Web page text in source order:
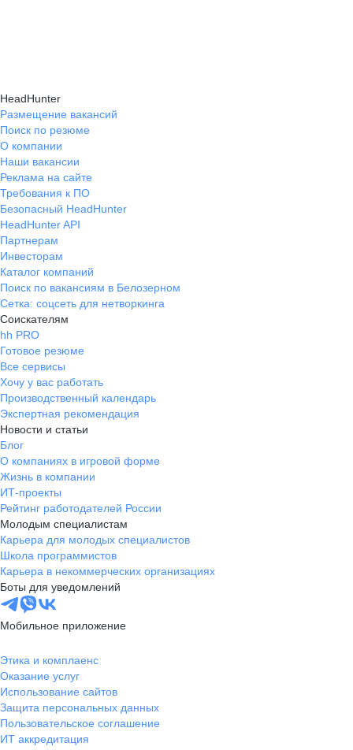
HeadHunter
Размещение вакансий
Поиск по резюме
О компании
Наши вакансии
Реклама на сайте
Требования к ПО
Безопасный HeadHunter
HeadHunter API
Партнерам
Инвесторам
Каталог компаний
Поиск по вакансиям в Белозерном
Сетка: соцсеть для нетворкинга
Соискателям
hh PRO
Готовое резюме
Все сервисы
Хочу у вас работать
Производственный календарь
Экспертная рекомендация
Новости и статьи
Блог
О компаниях в игровой форме
Жизнь в компании
ИТ-проекты
Рейтинг работодателей России
Молодым специалистам
Карьера для молодых специалистов
Школа программистов
Карьера в некоммерческих организациях
Боты для уведомлений
Мобильное приложение
Этика и комплаенс
Оказание услуг
Использование сайтов
Защита персональных данных
Пользовательское соглашение
ИТ аккредитация